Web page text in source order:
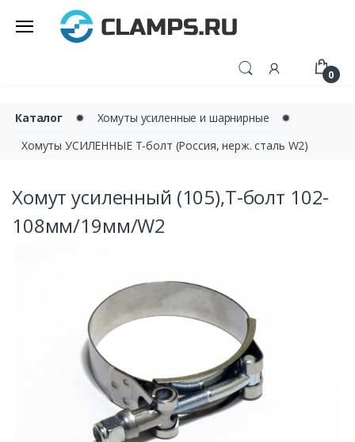
0
Каталог ✹ Хомуты усиленные и шарнирные
✹
Хомуты УСИЛЕННЫЕ Т-болт (Россия, нерж. сталь W2)
Хомут усиленный (105),Т-болт 102-
108мм/19мм/W2